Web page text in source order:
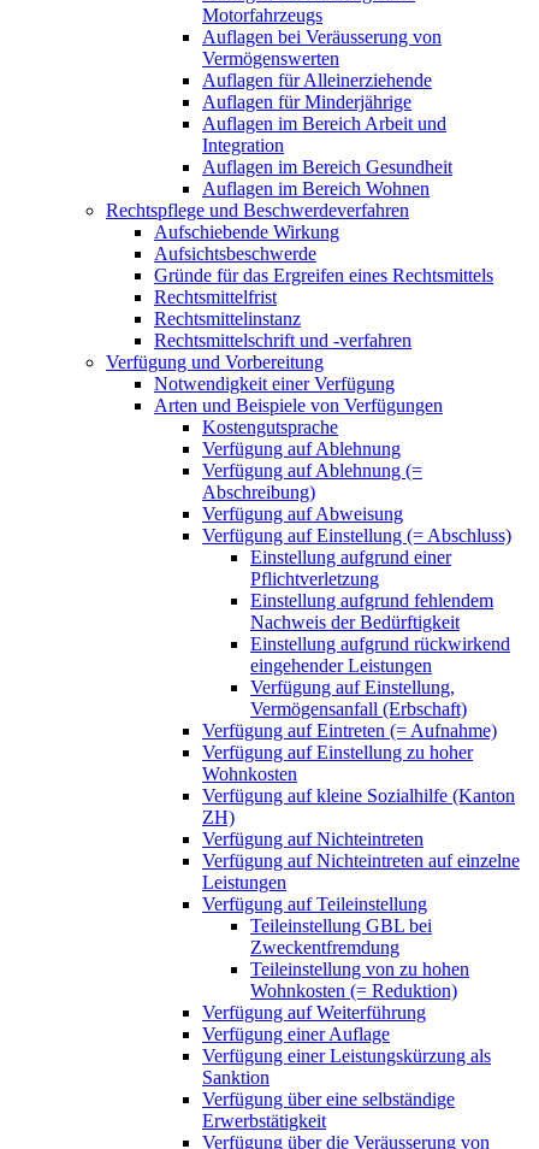
Motorfahrzeugs
Auflagen bei Veräusserung von
Vermögenswerten
Auflagen für Alleinerziehende
Auflagen für Minderjährige
Auflagen im Bereich Arbeit und
Integration
Auflagen im Bereich Gesundheit
Auflagen im Bereich Wohnen
Rechtspflege und Beschwerdeverfahren
Aufschiebende Wirkung
Aufsichtsbeschwerde
Gründe für das Ergreifen eines Rechtsmittels
Rechtsmittelfrist
Rechtsmittelinstanz
Rechtsmittelschrift und -verfahren
Verfügung und Vorbereitung
Notwendigkeit einer Verfügung
Arten und Beispiele von Verfügungen
Kostengutsprache
Verfügung auf Ablehnung
Verfügung auf Ablehnung (=
Abschreibung)
Verfügung auf Abweisung
Verfügung auf Einstellung (= Abschluss)
Einstellung aufgrund einer
Pflichtverletzung
Einstellung aufgrund fehlendem
Nachweis der Bedürftigkeit
Einstellung aufgrund rückwirkend
eingehender Leistungen
Verfügung auf Einstellung,
Vermögensanfall (Erbschaft)
Verfügung auf Eintreten (= Aufnahme)
Verfügung auf Einstellung zu hoher
Wohnkosten
Verfügung auf kleine Sozialhilfe (Kanton
ZH)
Verfügung auf Nichteintreten
Verfügung auf Nichteintreten auf einzelne
Leistungen
Verfügung auf Teileinstellung
Teileinstellung GBL bei
Zweckentfremdung
Teileinstellung von zu hohen
Wohnkosten (= Reduktion)
Verfügung auf Weiterführung
Verfügung einer Auflage
Verfügung einer Leistungskürzung als
Sanktion
Verfügung über eine selbständige
Erwerbstätigkeit
Verfügung über die Veräusserung von